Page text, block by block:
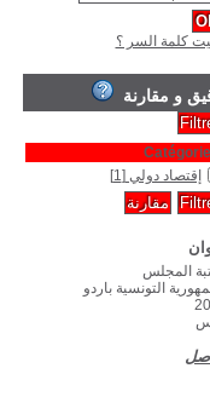
كلمة السر ؟
و مقارنة
إقتصاد دولي [1]
المجلس
التونسية باردو